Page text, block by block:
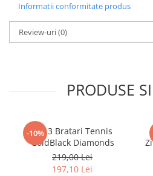
Informatii conformitate produs
Review-uri(0)
PRODUSE
-10%
Set 3 Bratari Tennis
GoldBlack Diamonds
219,00 Lei
197,10 Lei